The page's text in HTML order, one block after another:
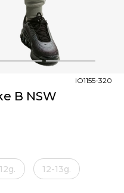
3 4
B NSW
IO1155-320
12-13g.